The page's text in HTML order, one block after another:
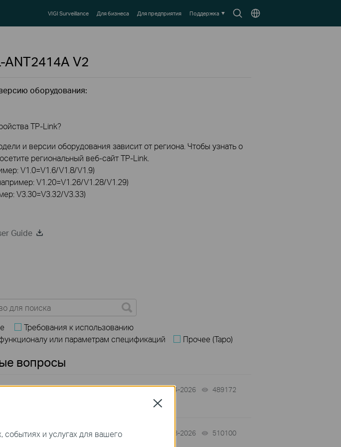
SearchВыберите
VIGI Surveillance Для бизнеса Для предприятия Поддержка
ANT2414A V2
оборудования:
TP-Link?
и версии оборудования зависит от региона. Чтобы узнать о
региональный веб-сайт TP-Link.
V1.0=V1.6/V1.8/V1.9)
V1.20=V1.26/V1.28/V1.29)
V3.30=V3.32/V3.33)
Guide
Требования к использованию
или параметрам спецификаций
Прочее (Tapo)
вопросы
(S/N) на вашем устройстве
06-04-2026 489172
TP-Link, используя свой
04-08-2026 510100
и услугах для вашего
Close